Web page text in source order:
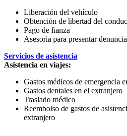
Liberación del vehículo
Obtención de libertad del
Pago de fianza
Asesoría para presentar
Servicios de asistencia
Asistencia en viajes:
Gastos médicos de emergencia
Gastos dentales en el extranjero
Traslado médico
Reembolso de gastos de
extranjero